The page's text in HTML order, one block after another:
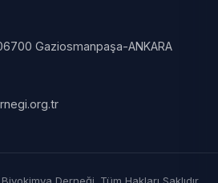
Gaziosmanpaşa-ANKARA